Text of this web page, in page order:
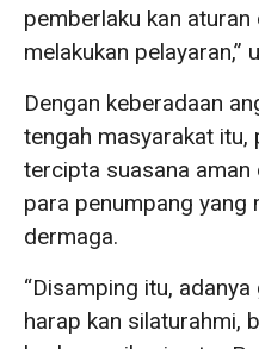
pemberlaku kan aturan
melakukan pelayaran,”
Dengan keberadaan
tengah masyarakat itu,
tercipta suasana aman
para penumpang yang
dermaga.
“Disamping itu,
harap kan silaturahmi,